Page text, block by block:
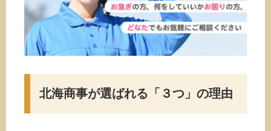
北海商事が選ばれる 「３つ」の理由